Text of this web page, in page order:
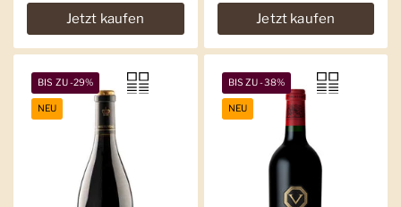
Jetzt kaufen Jetzt kaufen
BIS ZU -29%
NEU
BIS ZU -38%
NEU